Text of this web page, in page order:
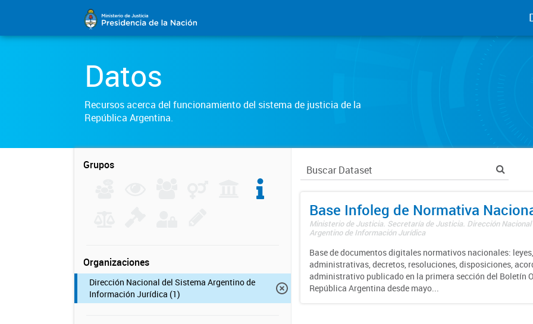
Datos
Recursos acerca del funcionamiento del sistema de justicia de la
República Argentina.
Grupos
Organizaciones
Dirección Nacional del Sistema Argentino de
Información Jurídica (1)
Base Infoleg de Normativa
Ministerio de Justicia. Secretaría de Justicia. Dirección Nacional
Argentino de Información Jurídica
Base de documentos digitales normativos nacionales:
administrativas, decretos, resoluciones, disposiciones,
administrativo publicado en la primera sección del Boletín
República Argentina desde mayo...